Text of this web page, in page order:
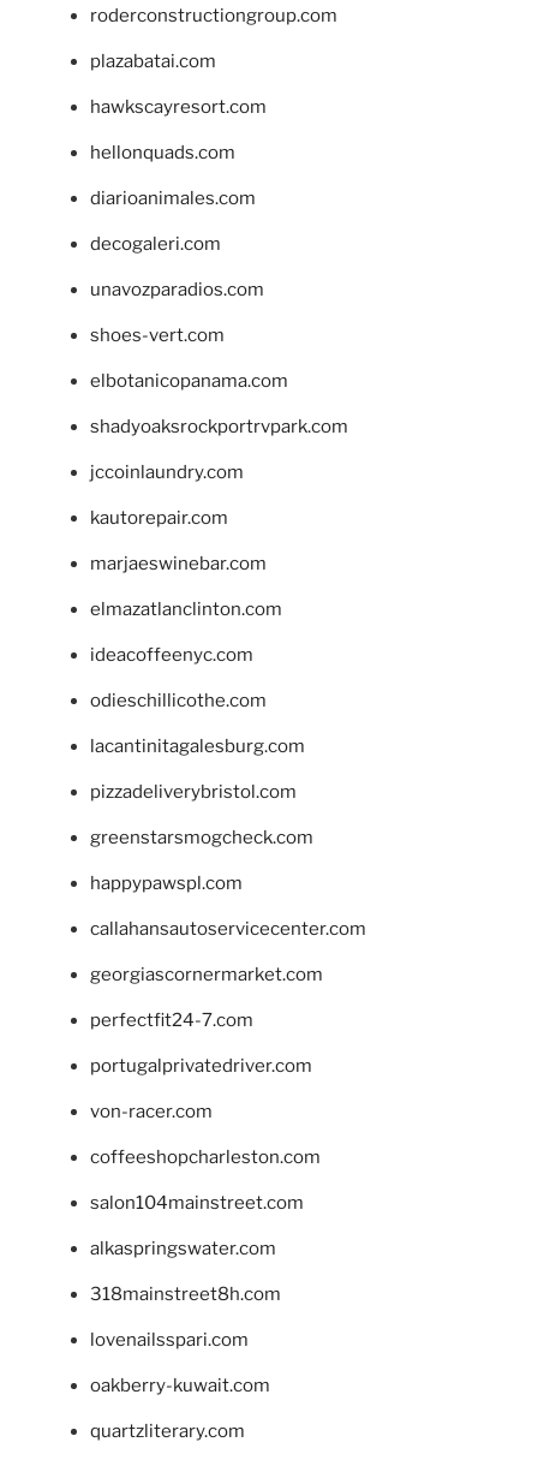
roderconstructiongroup.com
plazabatai.com
hawkscayresort.com
hellonquads.com
diarioanimales.com
decogaleri.com
unavozparadios.com
shoes-vert.com
elbotanicopanama.com
shadyoaksrockportrvpark.com
jccoinlaundry.com
kautorepair.com
marjaeswinebar.com
elmazatlanclinton.com
ideacoffeenyc.com
odieschillicothe.com
lacantinitagalesburg.com
pizzadeliverybristol.com
greenstarsmogcheck.com
happypawspl.com
callahansautoservicecenter.com
georgiascornermarket.com
perfectfit24-7.com
portugalprivatedriver.com
von-racer.com
coffeeshopcharleston.com
salon104mainstreet.com
alkaspringswater.com
318mainstreet8h.com
lovenailsspari.com
oakberry-kuwait.com
quartzliterary.com